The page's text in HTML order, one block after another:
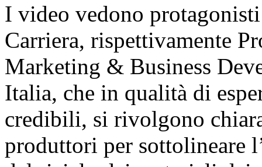
I video vedono
Carriera, rispettivamente
Marketing & Business
Italia, che in qualità di
credibili, si rivolgono
produttori per sottolineare